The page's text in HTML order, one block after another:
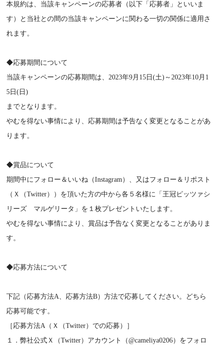
本規約は、当該キャンペーンの応募者（以下「応募者」といいま
す）と当社との間の当該キャンペーンに関わる一切の関係に適用さ
れます。
◆応募期間について
当該キャンペーンの応募期間は、2023年9月15日(土)～2023年10月1
5日(日)
までとなります。
やむを得ない事情により、応募期間は予告なく変更となることがあ
ります。
◆賞品について
期間中にフォロー＆いいね（Instagram）、又はフォロー＆リポスト
（Ｘ（Twitter））を頂いた方の中から各５名様に「王冠ピッツァシ
リーズ マルゲリータ」を１枚プレゼントいたします。
やむを得ない事情により、賞品は予告なく変更となることがありま
す。
◆応募方法について
下記（応募方法A、応募方法B）方法で応募してください。どちら
応募可能です。
［応募方法A（Ｘ（Twitter）での応募）］
１．弊社公式Ｘ（Twitter）アカウント（@cameliya0206）をフォロ